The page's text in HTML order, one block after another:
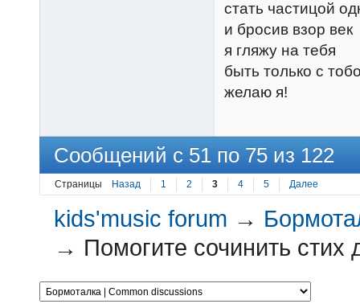
стать частицой
и бросив взор век
я гляжу на тебя
быть только с
желаю я!
Сообщений с 51 по 75 из 122
Страницы Назад 1 2 3 4 5 Далее
kids'music forum →
→ Помогите сочинить стих